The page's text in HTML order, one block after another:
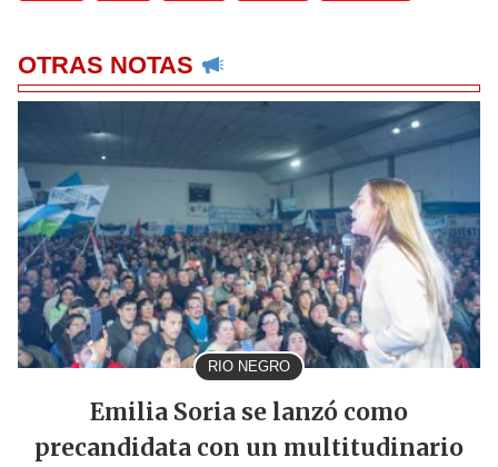
OTRAS NOTAS
RIO NEGRO
Emilia Soria se lanzó como
precandidata con un multitudinario